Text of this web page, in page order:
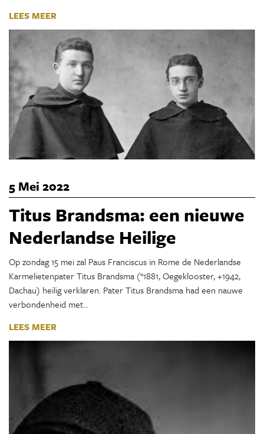
LEES MEER
5 Mei 2022
Titus Brandsma: een nieuwe
Nederlandse Heilige
Op zondag 15 mei zal Paus Franciscus in Rome de Nederlandse
Karmelietenpater Titus Brandsma (*1881, Oegeklooster, +1942,
Dachau) heilig verklaren. Pater Titus Brandsma had een nauwe
verbondenheid met…
LEES MEER